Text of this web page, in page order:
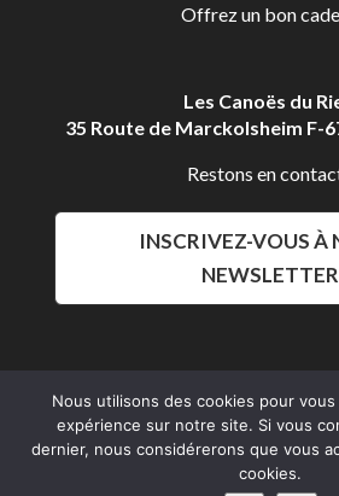
Offrez un bon
Les Canoës du
35 Route de Marckolsheim F-
Restons en
INSCRIVEZ-VOUS À
NEWSLETTER
Aldalys
Les Canoës du Ried 2016 ©
Nous utilisons des cookies pour
expérience sur notre site. Si vous
dernier, nous considérerons que vous
cookies.